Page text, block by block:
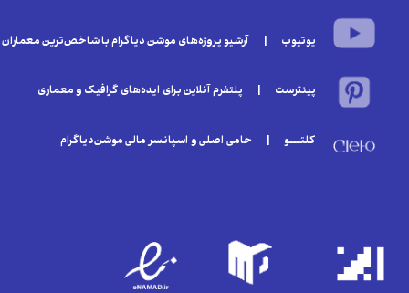
یوتیوب | آرشیو پروژه‌های موشن دیاگرام با شاخص‌ترین معماران
پینترست | پلتفرم آنلاین برای ایده‌های گرافیک و معماری
کلتـــو | حامی اصلی و اسپانسر مالی موشن‌دیاگرام